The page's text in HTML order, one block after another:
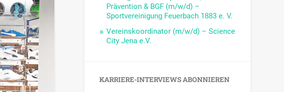
Prävention & BGF (m/w/d) –
Sportvereinigung Feuerbach 1883 e. V.
Vereinskoordinator (m/w/d) – Science
City Jena e.V.
KARRIERE-INTERVIEWS ABONNIEREN